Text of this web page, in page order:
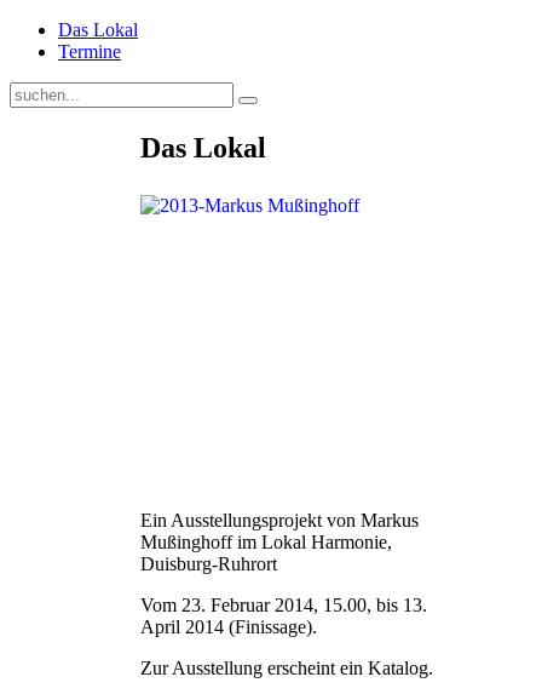
Das Lokal
Termine
Das Lokal
Ein Ausstellungsprojekt von Markus
Mußinghoff im Lokal Harmonie,
Duisburg-Ruhrort
Vom 23. Februar 2014, 15.00, bis 13.
April 2014 (Finissage).
Zur Ausstellung erscheint ein Katalog.